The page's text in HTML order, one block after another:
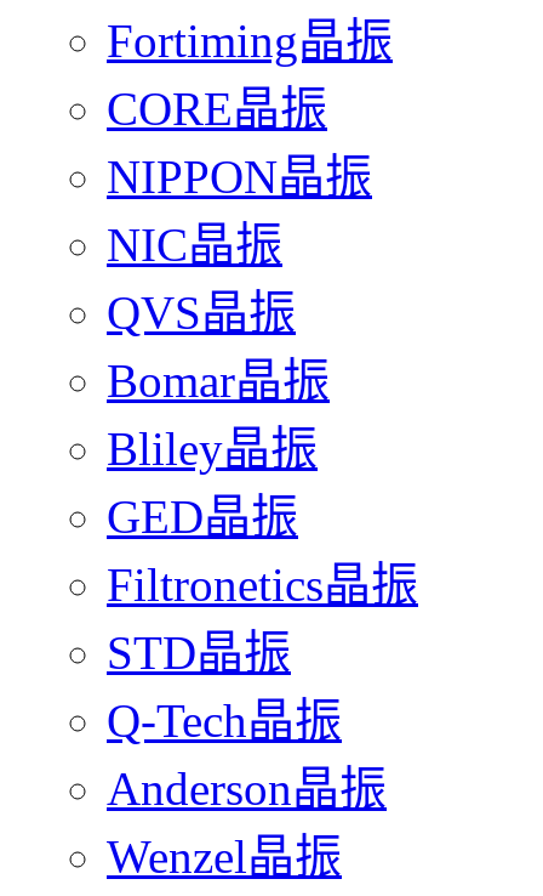
Fortiming晶振
CORE晶振
NIPPON晶振
NIC晶振
QVS晶振
Bomar晶振
Bliley晶振
GED晶振
Filtronetics晶振
STD晶振
Q-Tech晶振
Anderson晶振
Wenzel晶振